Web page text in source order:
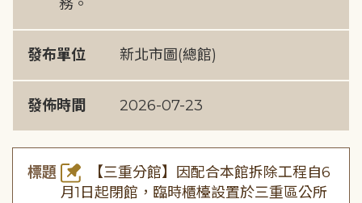
務。
發布單位 新北市圖(總館)
發佈時間 2026-07-23
標題
【三重分館】因配合本館拆除工程自6
月1日起閉館，臨時櫃檯設置於三重區公所